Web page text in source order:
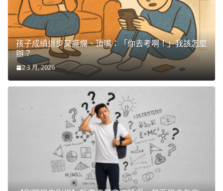
孩子成績退步又擺爛、頂嘴：「你去考啊！」我該怎麼
辦？
2 3 月, 2026